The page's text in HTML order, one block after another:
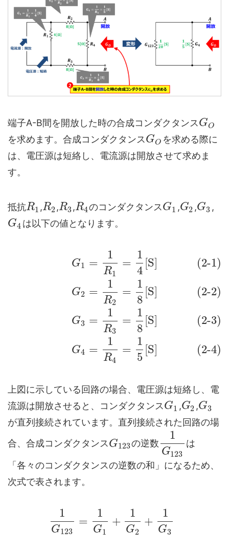
端子A-B間を開放した時の合成コンダクタンスGO
を求めます。合成コンダクタンスGO を求める際に
は、電圧源は短絡し、電流源は開放させて求めま
す。
抵抗R1 ,R2,R3,R4のコンダクタンスG1 ,G2 ,G3 ,
G4 は以下の値となります。
G1
G2
G3
G4
=
=
=
=
1
R1
=
1
4
[S]
1
R2
=
1
8
[S]
1
R3
=
1
8
S
1
R4
=
1
5
[S]
(2-1)
(2-2)
(2-3)
(2-4)
上図に示している回路の場合、電圧源は短絡し、電
流源は開放させると、コンダクタンスG1 ,G2 ,G3
が直列接続されています。直列接続された回路の場
合、合成コンダクタンスG123の逆数
1
G123
は
「各々のコンダクタンスの逆数の和」になるため、
次式で表されます。
1
G123
=
1
G1
+
1
G2
+
1
G3